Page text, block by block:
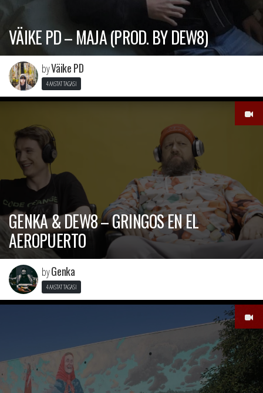
VÄIKE PD – MAJA (PROD. BY DEW8)
byVäike PD
4 AASTAT TAGASI
GENKA & DEW8 – GRINGOS EN EL
AEROPUERTO
byGenka
4 AASTAT TAGASI